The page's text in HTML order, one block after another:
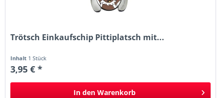
Trötsch Einkaufschip Pittiplatsch mit...
Inhalt 1 Stück
3,95 € *
In den Warenkorb